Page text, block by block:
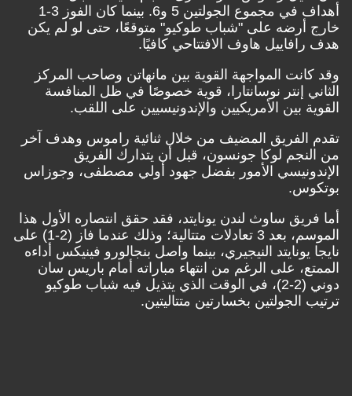
أهداف في مجموع الجولتين 5 و6. بينما كان الفوز 3-1
خارج أرضه على "شباب طوكيو" متوقعًا، حتى لو لم يكن
هدف رافاييل هاوف الافتتاحي كافيًا.
وقد كانت المواجهة القوية بين مانهاتن وصاحب المركز
الثاني إنتر نوسانتارا، قوية خصوصًا في ظل المنافسة
القوية بين الأمريكيين والإندونيسيين على اللقب.
تقدم الفريق المضيف من خلال ثنائية راموس وهدف آخر
من النجم لوكا جونسون، قبل أن يتدارك الفريق
الإندونيسي الأمور بفضل جهود أولي مصطفى، وجوزاس
بوتكوس.
أما فريق ساوث لندن يونايتد، فقد حقق انتصاره الأول هذا
الموسم، بعد 3 تعادلات متتالية؛ وذلك عندما فاز (2-1) على
نايجا يونايتد النيجيري، بينما واصل بنجالورو فينيكس أداءه
الممتع، على الرغم من انتهاء مباراته أمام باريس سان
دوني (2-2)، في الوقت الذي يتذيل فيه شباب طوكيو
ترتيب الجولتين بخسارتين متتاليتين.